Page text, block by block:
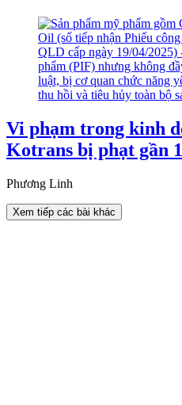
Vi phạm trong kinh
Kotrans bị phạt gần
Phương Linh
Xem tiếp các bài khác